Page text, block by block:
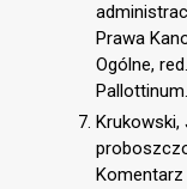
Prawa
Ogólne,
Pallottinum.
Krukowski,
Komentarz